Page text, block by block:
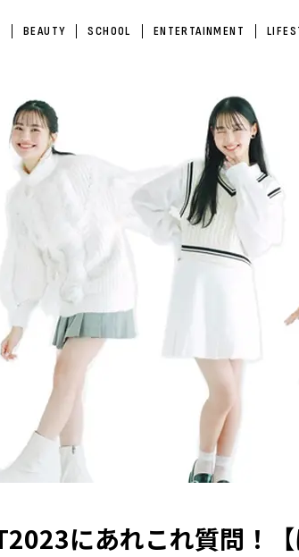
BEAUTY SCHOOL ENTERTAINMENT
にあれこれ質問！【